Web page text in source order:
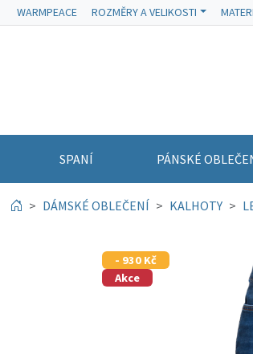
WARMPEACE ROZMĚRY A VELIKOSTI
SPANÍ PÁNSKÉ
DÁMSKÉ OBLEČENÍ KALHOTY
- 930 Kč
Akce